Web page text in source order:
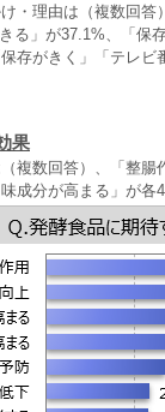
・理由は（複数回
る」が37.1%、「保
存がきく」「テレ
果
複数回答）、「整
味成分が高まる」が